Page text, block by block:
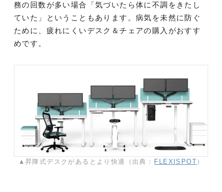
務の回数が多い場合「気づいたら体に不調をきたし
ていた」ということもあります。病気を未然に防ぐ
ために、疲れにくいデスク＆チェアの購入がおすす
めです。
▲昇降式デスクがあるとより快適（出典： FLEXISPOT ）